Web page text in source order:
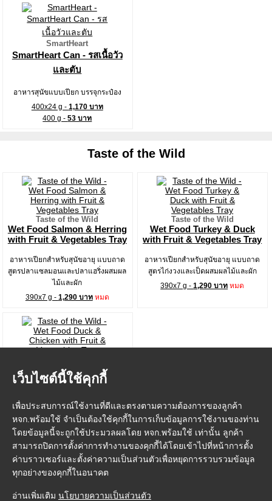
เว็บไซต์นี้ใช้คุกกี้
เพื่อประสบการณ์ใช้งานที่ดีและตรงตามความต้องการของลูกค้า
หจก.พร้อมใช้ จำเป็นต้องใช้คุกกี้ในการเก็บข้อมูลการใช้งานของท่าน
โดยข้อมูลนี้จะถูกใช้ประมวลผลโดย หจก.พร้อมใช้ เท่านั้น ลูกค้า
สามารถปิดการตั้งค่าการทำงานของคุกกี้ได้โดยเข้าไปที่หน้าการตั้ง
ค่าบราวเซอร์และตั้งค่าความเป็นส่วนตัวเพื่อหยุดการรวบรวมข้อมูล
ทุกอย่างของคุกกี้ในอนาคต
อ่านเพิ่มเติม นโยบายความเป็นส่วนตัว
SmartHeart
SmartHeart Can - รสเนื้อวัว
และตับ
อาหารสุนัขแบบเปียก บรรจุกระป๋อง
400x24 g - 1,170 บาท
400 g -53 บาท
Taste of the Wild
Taste of the Wild
Wet Food Salmon & Herring
with Fruit & Vegetables Tray
อาหารเปียกสำหรับสุนัขอายุ แบบถาด
สูตรปลาแซลมอนและปลาแฮริ่งผสมผล
ไม้และผัก
390x7 g - 1,290 บาท หมด
Taste of the Wild
Wet Food Turkey & Duck
with Fruit & Vegetables Tray
อาหารเปียกสำหรับสุนัขอายุ แบบถาด
สูตรไก่งวงและเป็ดผสมผลไม้และผัก
390x7 g -1,290 บาท หมด
Wet Food Duck & Chicken
with Fruit & Vegetables Tray
อาหารเปียกสำหรับสุนัขอายุ แบบถาด
สูตรเป็ดและไก่ผสมผลไม้และผัก
390x7 g -
1,290 บาท